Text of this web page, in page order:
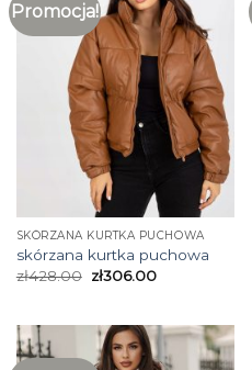
Promocja!
SKÓRZANA KURTKA PUCHOWA
skórzana kurtka puchowa
zł428.00 zł306.00